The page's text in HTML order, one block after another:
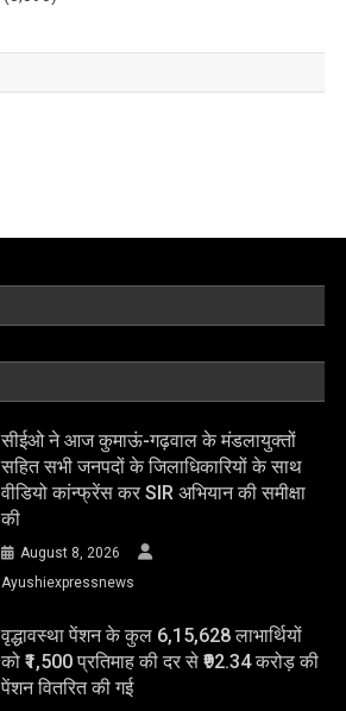
सीईओ ने आज कुमाऊं-गढ़वाल के मंडलायुक्तों
सहित सभी जनपदों के जिलाधिकारियों के साथ
वीडियो कांन्फ्रेंस कर SIR अभियान की समीक्षा
की
August 8, 2026
Ayushiexpressnews
वृद्धावस्था पेंशन के कुल 6,15,628 लाभार्थियों
को ₹1,500 प्रतिमाह की दर से ₹92.34 करोड़ की
पेंशन वितरित की गई